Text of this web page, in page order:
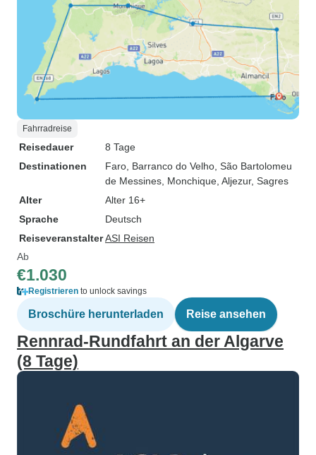
Fahrradreise
Reisedauer
8 Tage
Destinationen
Faro , Barranco do Velho , São Bartolomeu
de Messines , Monchique , Aljezur, Sagres
Alter
Alter 16+
Sprache
Deutsch
ReiseveranstalterASI Reisen
Ab
€1.030
Registrieren to unlock savings
Broschüre herunterladen Reise ansehen
Rennrad-Rundfahrt an der Algarve
(8 Tage)